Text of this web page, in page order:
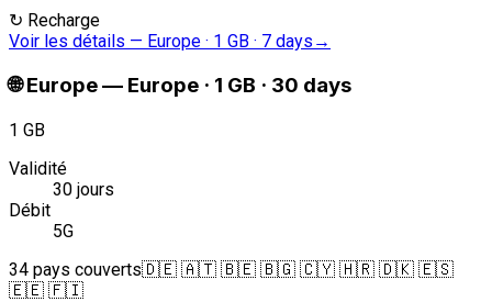
↻ Recharge
Voir les détails — Europe · 1 GB · 7 days →
🌐 Europe— Europe · 1 GB · 30 days
1 GB
Validité
30 jours
Débit
5G
34 pays couverts🇩🇪 🇦🇹 🇧🇪 🇧🇬 🇨🇾 🇭🇷 🇩🇰 🇪🇸
🇪🇪 🇫🇮